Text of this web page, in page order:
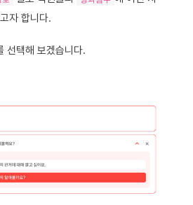
자 합니다.
선택해 보겠습니다.